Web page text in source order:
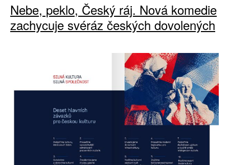
Nebe, peklo, Český ráj. Nová komedie
zachycuje svéráz českých dovolených